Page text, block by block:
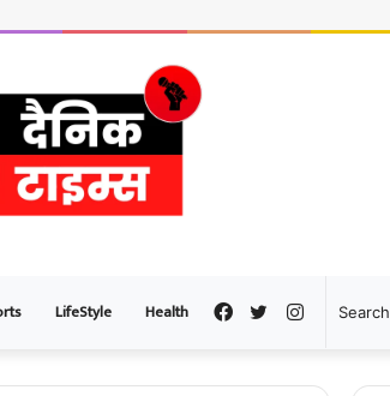
LifeStyle Health Instagram
Twitter
Facebook